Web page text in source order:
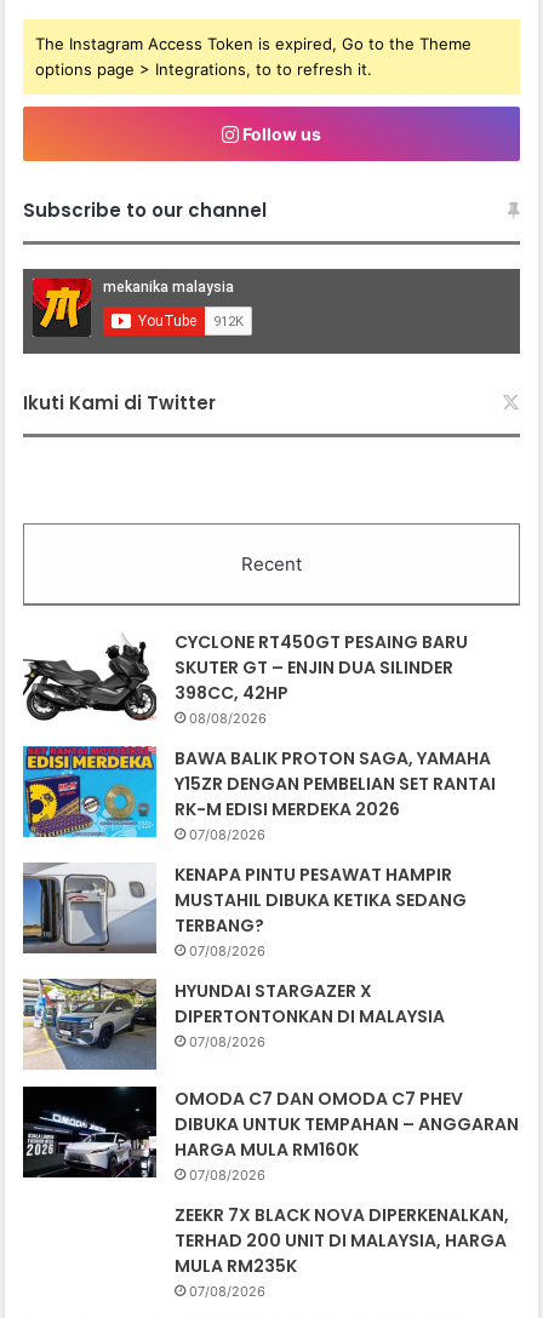
The Instagram Access Token is expired, Go to the Theme
options page > Integrations, to to refresh it.
Follow us
Subscribe to our channel
Ikuti Kami di Twitter
Recent
CYCLONE RT450GT PESAING BARU
SKUTER GT – ENJIN DUA SILINDER
398CC, 42HP
08/08/2026
BAWA BALIK PROTON SAGA, YAMAHA
Y15ZR DENGAN PEMBELIAN SET RANTAI
RK-M EDISI MERDEKA 2026
07/08/2026
KENAPA PINTU PESAWAT HAMPIR
MUSTAHIL DIBUKA KETIKA SEDANG
TERBANG?
07/08/2026
HYUNDAI STARGAZER X
DIPERTONTONKAN DI MALAYSIA
07/08/2026
OMODA C7 DAN OMODA C7 PHEV
DIBUKA UNTUK TEMPAHAN – ANGGARAN
HARGA MULA RM160K
07/08/2026
ZEEKR 7X BLACK NOVA DIPERKENALKAN,
TERHAD 200 UNIT DI MALAYSIA, HARGA
MULA RM235K
07/08/2026